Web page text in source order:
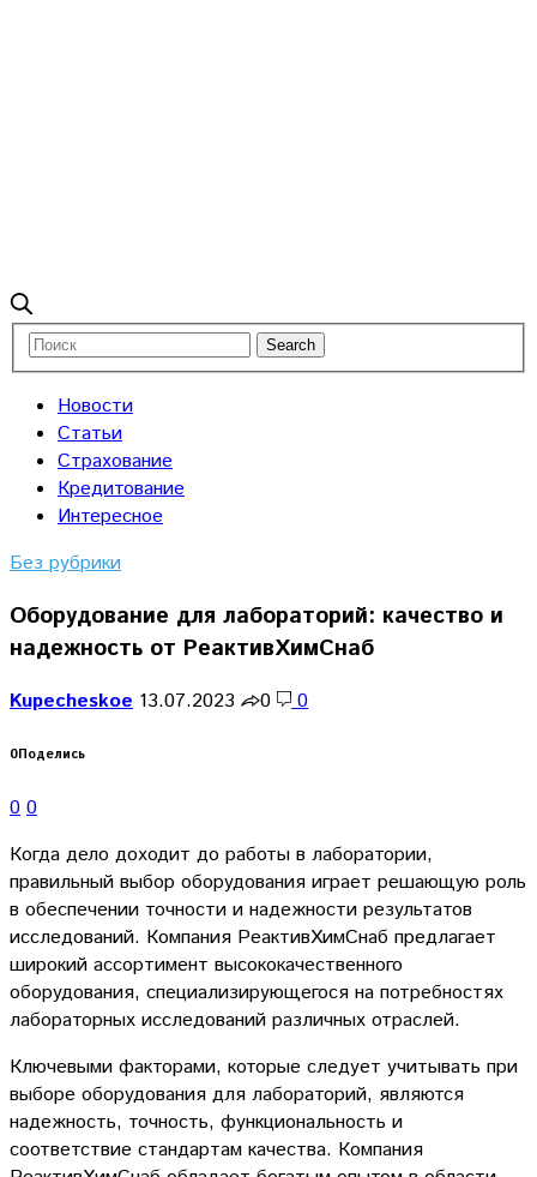
Новости
Статьи
Страхование
Кредитование
Интересное
Без рубрики
Оборудование для лабораторий: качество и
надежность от РеактивХимСнаб
Kupecheskoe 13.07.2023 0 0
0Поделись
0 0
Когда дело доходит до работы в лаборатории,
правильный выбор оборудования играет решающую роль
в обеспечении точности и надежности результатов
исследований. Компания РеактивХимСнаб предлагает
широкий ассортимент высококачественного
оборудования, специализирующегося на потребностях
лабораторных исследований различных отраслей.
Ключевыми факторами, которые следует учитывать при
выборе оборудования для лабораторий, являются
надежность, точность, функциональность и
соответствие стандартам качества. Компания